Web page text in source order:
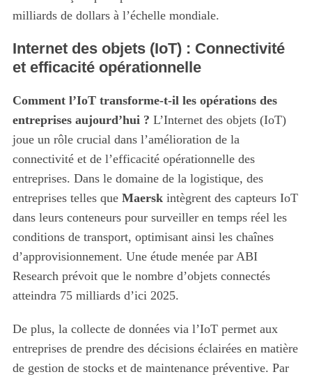
milliards de dollars à l’échelle mondiale.
Internet des objets (IoT) : Connectivité
et efficacité opérationnelle
Comment l’IoT transforme-t-il les opérations des
entreprises aujourd’hui ? L’Internet des objets (IoT)
joue un rôle crucial dans l’amélioration de la
connectivité et de l’efficacité opérationnelle des
entreprises. Dans le domaine de la logistique, des
entreprises telles que Maerskintègrent des capteurs IoT
dans leurs conteneurs pour surveiller en temps réel les
conditions de transport, optimisant ainsi les chaînes
d’approvisionnement. Une étude menée par ABI
Research prévoit que le nombre d’objets connectés
atteindra 75 milliards d’ici 2025.
De plus, la collecte de données via l’IoT permet aux
entreprises de prendre des décisions éclairées en matière
de gestion de stocks et de maintenance préventive. Par